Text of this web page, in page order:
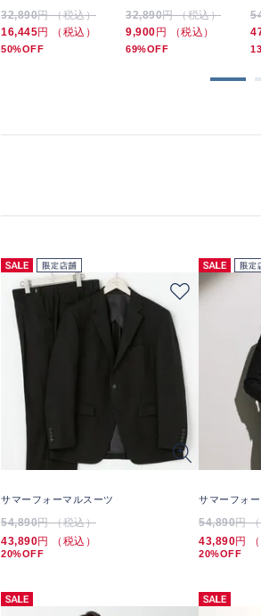
32,890円 （税込）
16,445円 （税込）
50%OFF
32,890円 （税込）
9,900 円 （税込）
69%OFF
サマーフォーマルスーツ
54,890円 （税込）
43,890円 （税込）
20%OFF
サマーフォ
54,890円
43,890円
20%OFF